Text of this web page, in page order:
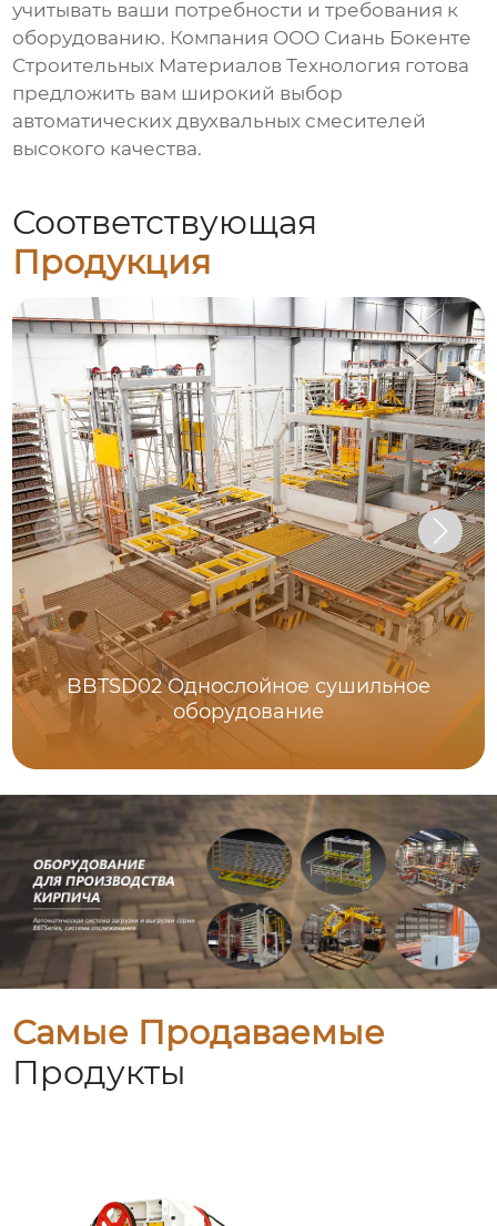
учитывать ваши потребности и требования к
оборудованию. Компания ООО Сиань Бокенте
Строительных Материалов Технология готова
предложить вам широкий выбор
автоматических двухвальных смесителей
высокого качества.
Соответствующая
Продукция
BBTSD02 Однослойное сушильное
оборудование
Самые Продаваемые
Продукты